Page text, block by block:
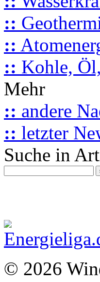
::
::
:: Kohle,
Mehr
:: andere
:: letzter
Suche in
© 2026